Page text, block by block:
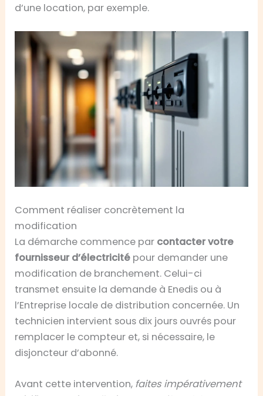
d’une location, par exemple.
Comment réaliser concrètement la
modification
La démarche commence par contacter votre
fournisseur d’électricité pour demander une
modification de branchement. Celui-ci
transmet ensuite la demande à Enedis ou à
l’Entreprise locale de distribution concernée. Un
technicien intervient sous dix jours ouvrés pour
remplacer le compteur et, si nécessaire, le
disjoncteur d’abonné.
Avant cette intervention, faites impérativement